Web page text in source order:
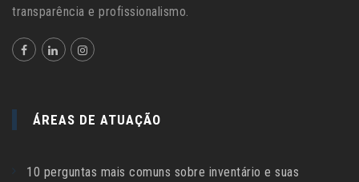
transparência e profissionalismo.
ÁREAS DE ATUAÇÃO
10 perguntas mais comuns sobre inventário e suas